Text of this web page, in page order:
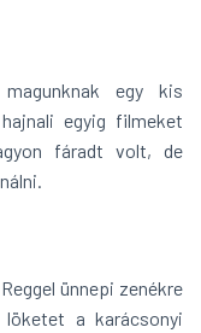
egy kis
egyig filmeket
fáradt volt, de
ünnepi zenékre
a karácsonyi